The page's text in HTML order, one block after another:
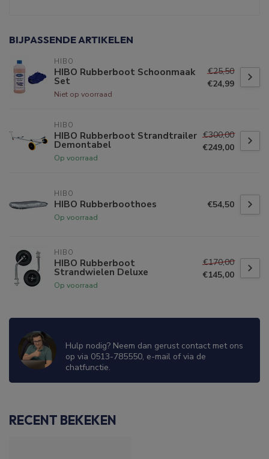
BIJPASSENDE ARTIKELEN
HIBO
HIBO Rubberboot Schoonmaak
Set
Niet op voorraad
€25,50
€24,99
HIBO
HIBO Rubberboot Strandtrailer
Demontabel
Op voorraad
€300,00
€249,00
HIBO
HIBO Rubberboothoes
Op voorraad
€54,50
HIBO
HIBO Rubberboot
Strandwielen Deluxe
Op voorraad
€170,00
€145,00
Hulp nodig? Neem dan gerust contact met ons
op via 0513-785550, e-mail of via de
chatfunctie.
RECENT BEKEKEN